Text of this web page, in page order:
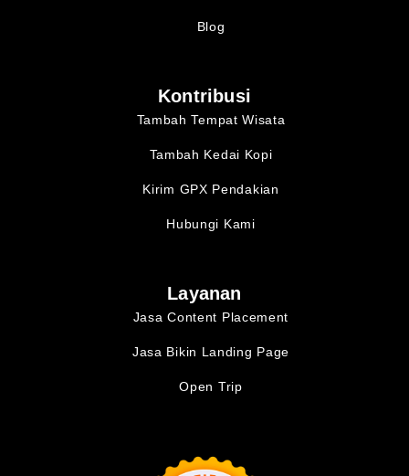
Blog
Kontribusi
Tambah Tempat Wisata
Tambah Kedai Kopi
Kirim GPX Pendakian
Hubungi Kami
Layanan
Jasa Content Placement
Jasa Bikin Landing Page
Open Trip